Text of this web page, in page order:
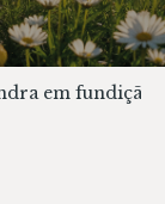
em fundição